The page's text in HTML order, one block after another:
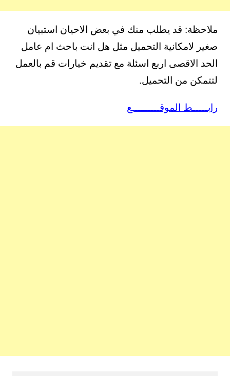
ملاحظة: قد يطلب منك في بعض الاحيان استبيان
صغير لامكانية التحميل مثل هل انت باحث ام عامل
الحد الاقصى اربع اسئلة مع تقديم خيارات قم بالعمل
لتتمكن من التحميل.
رابـــــط الموقـــــــــع